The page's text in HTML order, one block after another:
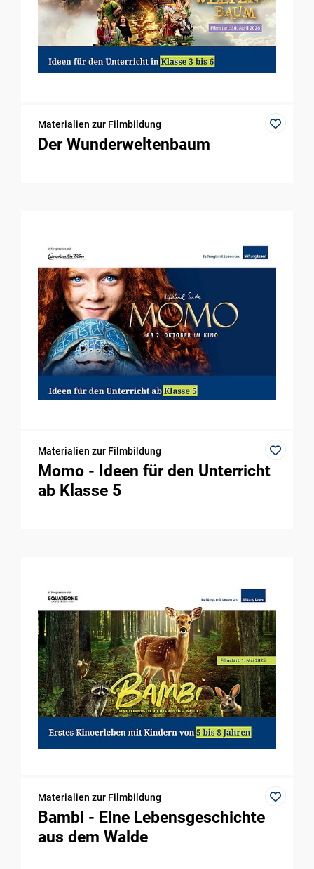
Materialien zur Filmbildung
Der Wunderweltenbaum
Materialien zur Filmbildung
Momo - Ideen für den Unterricht
ab Klasse 5
Materialien zur Filmbildung
Bambi - Eine Lebensgeschichte
aus dem Walde